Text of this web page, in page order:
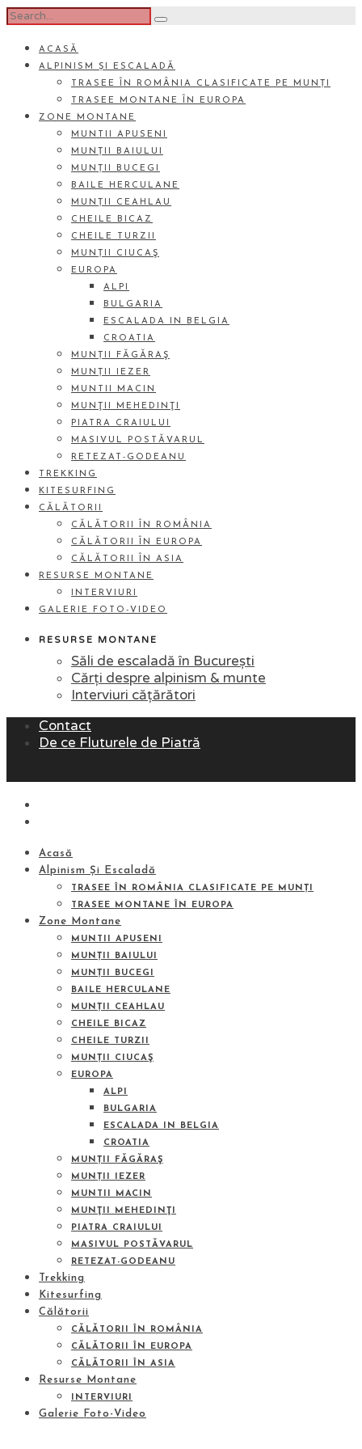
ACASĂ
ALPINISM ȘI ESCALADĂ
TRASEE ÎN ROMÂNIA CLASIFICATE PE MUNȚI
TRASEE MONTANE ÎN EUROPA
ZONE MONTANE
MUNTII APUSENI
MUNȚII BAIULUI
MUNȚII BUCEGI
BAILE HERCULANE
MUNȚII CEAHLAU
CHEILE BICAZ
CHEILE TURZII
MUNȚII CIUCAŞ
EUROPA
ALPI
BULGARIA
ESCALADA IN BELGIA
CROATIA
MUNȚII FĂGĂRAŞ
MUNȚII IEZER
MUNTII MACIN
MUNŢII MEHEDINŢI
PIATRA CRAIULUI
MASIVUL POSTĂVARUL
RETEZAT-GODEANU
TREKKING
KITESURFING
CĂLĂTORII
CĂLĂTORII ÎN ROMÂNIA
CĂLĂTORII ÎN EUROPA
CĂLĂTORII ÎN ASIA
RESURSE MONTANE
INTERVIURI
GALERIE FOTO-VIDEO
RESURSE MONTANE
Săli de escaladă în București
Cărți despre alpinism & munte
Interviuri cățărători
Contact
De ce Fluturele de Piatră
Acasă
Alpinism Și Escaladă
TRASEE ÎN ROMÂNIA CLASIFICATE PE MUNȚI
TRASEE MONTANE ÎN EUROPA
Zone Montane
MUNTII APUSENI
MUNȚII BAIULUI
MUNȚII BUCEGI
BAILE HERCULANE
MUNȚII CEAHLAU
CHEILE BICAZ
CHEILE TURZII
MUNȚII CIUCAŞ
EUROPA
ALPI
BULGARIA
ESCALADA IN BELGIA
CROATIA
MUNȚII FĂGĂRAŞ
MUNȚII IEZER
MUNTII MACIN
MUNŢII MEHEDINŢI
PIATRA CRAIULUI
MASIVUL POSTĂVARUL
RETEZAT-GODEANU
Trekking
Kitesurfing
Călătorii
CĂLĂTORII ÎN ROMÂNIA
CĂLĂTORII ÎN EUROPA
CĂLĂTORII ÎN ASIA
Resurse Montane
INTERVIURI
Galerie Foto-Video